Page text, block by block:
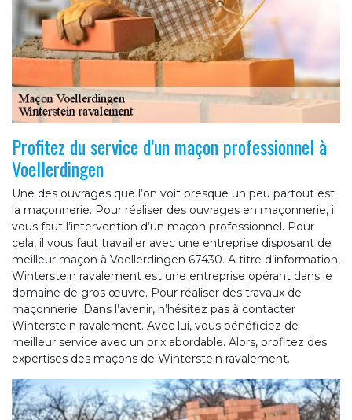
Profitez du service d’un maçon professionnel à
Voellerdingen
Une des ouvrages que l’on voit presque un peu partout est
la maçonnerie. Pour réaliser des ouvrages en maçonnerie, il
vous faut l’intervention d’un maçon professionnel. Pour
cela, il vous faut travailler avec une entreprise disposant de
meilleur maçon à Voellerdingen 67430. A titre d’information,
Winterstein ravalement est une entreprise opérant dans le
domaine de gros œuvre. Pour réaliser des travaux de
maçonnerie. Dans l’avenir, n’hésitez pas à contacter
Winterstein ravalement. Avec lui, vous bénéficiez de
meilleur service avec un prix abordable. Alors, profitez des
expertises des maçons de Winterstein ravalement.